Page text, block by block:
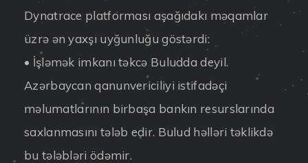
Dynatrace platforması aşağıdakı məqamlar
üzrə ən yaxşı uyğunluğu göstərdi:
• İşləmək imkanı təkcə Buludda deyil.
Azərbaycan qanunvericiliyi istifadəçi
məlumatlarının birbaşa bankın resurslarında
saxlanmasını tələb edir. Bulud həlləri təklikdə
bu tələbləri ödəmir.